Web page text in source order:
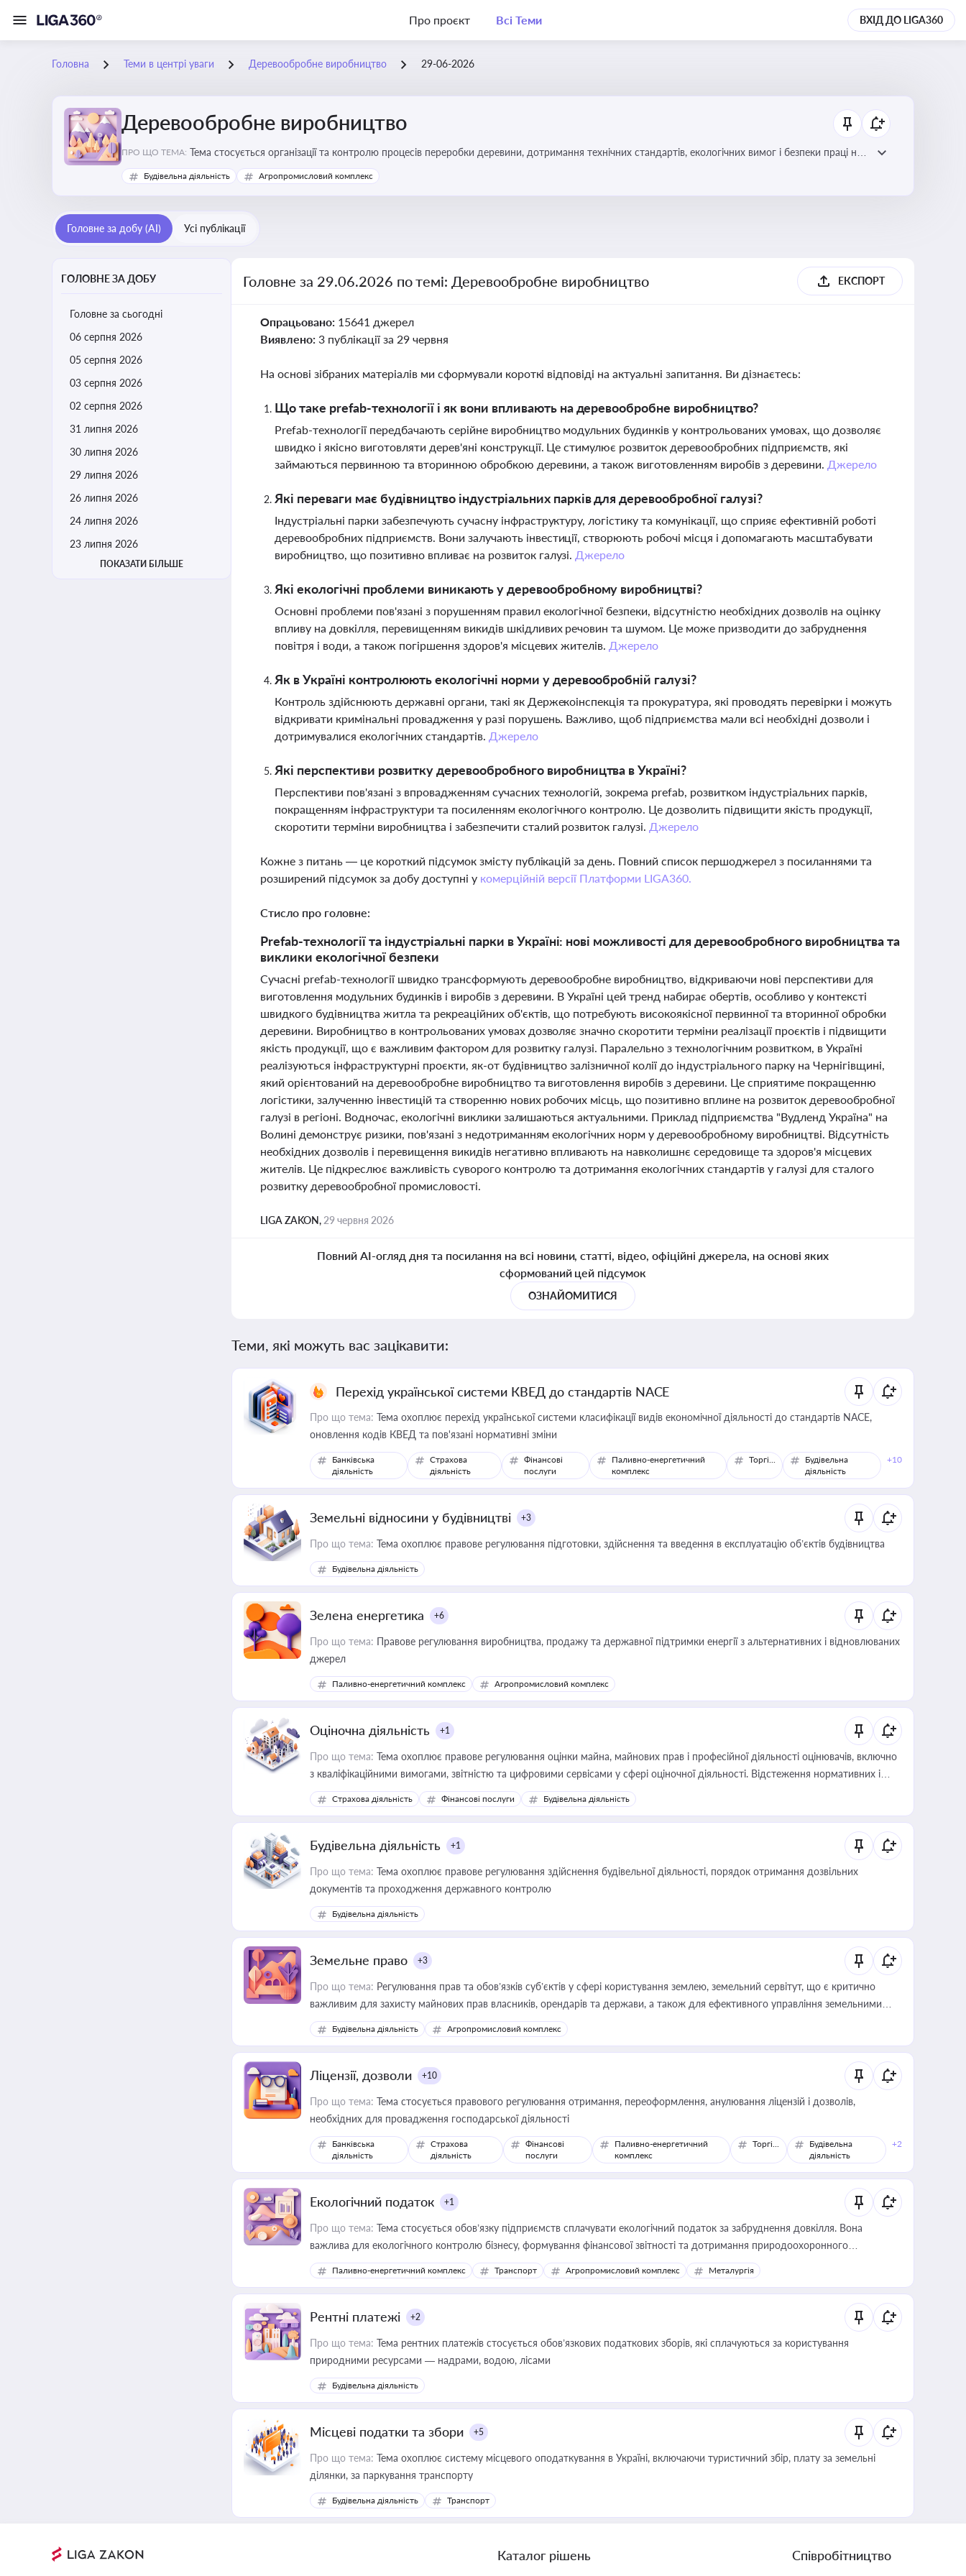
Про проєкт Всі Теми ВХІД ДО LIGA360
Головна Теми в центрі уваги Деревообробне виробництво 29-06-2026
Деревообробне виробництво
ПРО ЩО ТЕМА: Тема стосується організації та контролю процесів переробки деревини, дотримання технічних стандартів, екологічних вимог і безпеки праці на
деревообробних підприємствах
Будівельна діяльність Агропромисловий комплекс
Головне за добу (AI) Усі публікації
ГОЛОВНЕ ЗА ДОБУ
Головне за сьогодні
06 серпня 2026
05 серпня 2026
03 серпня 2026
02 серпня 2026
31 липня 2026
30 липня 2026
29 липня 2026
26 липня 2026
24 липня 2026
23 липня 2026
ПОКАЗАТИ БІЛЬШЕ
Головне за 29.06.2026 по темі: Деревообробне виробництво ЕКСПОРТ
Опрацьовано: 15641 джерел
Виявлено: 3 публікації за 29 червня
На основі зібраних матеріалів ми сформували короткі відповіді на актуальні запитання. Ви дізнаєтесь:
Що таке prefab-технології і як вони впливають на деревообробне виробництво?
Prefab-технології передбачають серійне виробництво модульних будинків у контрольованих умовах, що дозволяє
швидко і якісно виготовляти дерев'яні конструкції. Це стимулює розвиток деревообробних підприємств, які
займаються первинною та вторинною обробкою деревини, а також виготовленням виробів з деревини. Джерело
Які переваги має будівництво індустріальних парків для деревообробної галузі?
Індустріальні парки забезпечують сучасну інфраструктуру, логістику та комунікації, що сприяє ефективній роботі
деревообробних підприємств. Вони залучають інвестиції, створюють робочі місця і допомагають масштабувати
виробництво, що позитивно впливає на розвиток галузі. Джерело
Які екологічні проблеми виникають у деревообробному виробництві?
Основні проблеми пов'язані з порушенням правил екологічної безпеки, відсутністю необхідних дозволів на оцінку
впливу на довкілля, перевищенням викидів шкідливих речовин та шумом. Це може призводити до забруднення
повітря і води, а також погіршення здоров'я місцевих жителів. Джерело
Як в Україні контролюють екологічні норми у деревообробній галузі?
Контроль здійснюють державні органи, такі як Держекоінспекція та прокуратура, які проводять перевірки і можуть
відкривати кримінальні провадження у разі порушень. Важливо, щоб підприємства мали всі необхідні дозволи і
дотримувалися екологічних стандартів. Джерело
Які перспективи розвитку деревообробного виробництва в Україні?
Перспективи пов'язані з впровадженням сучасних технологій, зокрема prefab, розвитком індустріальних парків,
покращенням інфраструктури та посиленням екологічного контролю. Це дозволить підвищити якість продукції,
скоротити терміни виробництва і забезпечити сталий розвиток галузі. Джерело
Кожне з питань — це короткий підсумок змісту публікацій за день. Повний список першоджерел з посиланнями та
розширений підсумок за добу доступні у комерційній версії Платформи LIGA360.
Стисло про головне:
Prefab-технології та індустріальні парки в Україні: нові можливості для деревообробного виробництва та
виклики екологічної безпеки
Сучасні prefab-технології швидко трансформують деревообробне виробництво, відкриваючи нові перспективи для
виготовлення модульних будинків і виробів з деревини. В Україні цей тренд набирає обертів, особливо у контексті
швидкого будівництва житла та рекреаційних об'єктів, що потребують високоякісної первинної та вторинної обробки
деревини. Виробництво в контрольованих умовах дозволяє значно скоротити терміни реалізації проєктів і підвищити
якість продукції, що є важливим фактором для розвитку галузі. Паралельно з технологічним розвитком, в Україні
реалізуються інфраструктурні проєкти, як-от будівництво залізничної колії до індустріального парку на Чернігівщині,
який орієнтований на деревообробне виробництво та виготовлення виробів з деревини. Це сприятиме покращенню
логістики, залученню інвестицій та створенню нових робочих місць, що позитивно вплине на розвиток деревообробної
галузі в регіоні. Водночас, екологічні виклики залишаються актуальними. Приклад підприємства "Вудленд Україна" на
Волині демонструє ризики, пов'язані з недотриманням екологічних норм у деревообробному виробництві. Відсутність
необхідних дозволів і перевищення викидів негативно впливають на навколишнє середовище та здоров'я місцевих
жителів. Це підкреслює важливість суворого контролю та дотримання екологічних стандартів у галузі для сталого
розвитку деревообробної промисловості.
LIGA ZAKON, 29 червня 2026
Повний AI-огляд дня та посилання на всі новини, статті, відео, офіційні джерела, на основі яких
сформований цей підсумок
ОЗНАЙОМИТИСЯ
Теми, які можуть вас зацікавити:
Перехід української системи КВЕД до стандартів NACE
Про що тема: Тема охоплює перехід української системи класифікації видів економічної діяльності до стандартів NACE,
оновлення кодів КВЕД та пов'язані нормативні зміни
Банківська
діяльність
Страхова
діяльність
Фінансові
послуги
Паливно-енергетичний
комплекс
Торгівля
Будівельна
діяльність
+10
Земельні відносини у будівництві +3
Про що тема: Тема охоплює правове регулювання підготовки, здійснення та введення в експлуатацію об’єктів будівництва
Будівельна діяльність
Зелена енергетика +6
Про що тема: Правове регулювання виробництва, продажу та державної підтримки енергії з альтернативних і відновлюваних
джерел
Паливно-енергетичний комплекс Агропромисловий комплекс
Оціночна діяльність +1
Про що тема: Тема охоплює правове регулювання оцінки майна, майнових прав і професійної діяльності оцінювачів, включно
з кваліфікаційними вимогами, звітністю та цифровими сервісами у сфері оціночної діяльності. Відстеження нормативних і
медійних змін у цій сфері корисне для власника бізнесу, керівника, юриста або бухгалтера під час оподаткування,
приватизації, оренди державного майна, корпоративних угод і перевірки статусу суб'єктів оціночної діяльності
Страхова діяльність Фінансові послуги Будівельна діяльність
Будівельна діяльність +1
Про що тема: Тема охоплює правове регулювання здійснення будівельної діяльності, порядок отримання дозвільних
документів та проходження державного контролю
Будівельна діяльність
Земельне право +3
Про що тема: Регулювання прав та обов’язків суб’єктів у сфері користування землею, земельний сервітут, що є критично
важливим для захисту майнових прав власників, орендарів та держави, а також для ефективного управління земельними
ресурсами
Будівельна діяльність Агропромисловий комплекс
Ліцензії, дозволи +10
Про що тема: Тема стосується правового регулювання отримання, переоформлення, анулювання ліцензій і дозволів,
необхідних для провадження господарської діяльності
Банківська
діяльність
Страхова
діяльність
Фінансові
послуги
Паливно-енергетичний
комплекс
Торгівля
Будівельна
діяльність
+2
Екологічний податок +1
Про що тема: Тема стосується обов’язку підприємств сплачувати екологічний податок за забруднення довкілля. Вона
важлива для екологічного контролю бізнесу, формування фінансової звітності та дотримання природоохоронного
законодавства
Паливно-енергетичний комплекс Транспорт Агропромисловий комплекс Металургія
Рентні платежі +2
Про що тема: Тема рентних платежів стосується обов’язкових податкових зборів, які сплачуються за користування
природними ресурсами — надрами, водою, лісами
Будівельна діяльність
Місцеві податки та збори +5
Про що тема: Тема охоплює систему місцевого оподаткування в Україні, включаючи туристичний збір, плату за земельні
ділянки, за паркування транспорту
Будівельна діяльність Транспорт
Каталог рішень Співробітництво